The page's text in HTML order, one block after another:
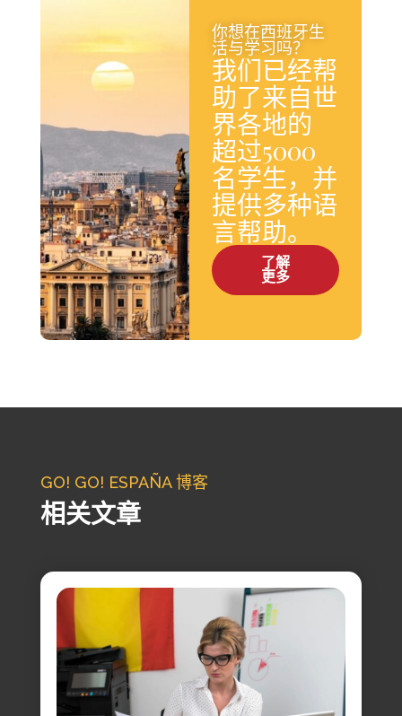
你想在西班牙生
活与学习吗？
我们已经帮
助了来自世
界各地的
超过5000
名学生，并
提供多种语
言帮助。
了解
更多
GO! GO! ESPAÑA 博客
相关文章